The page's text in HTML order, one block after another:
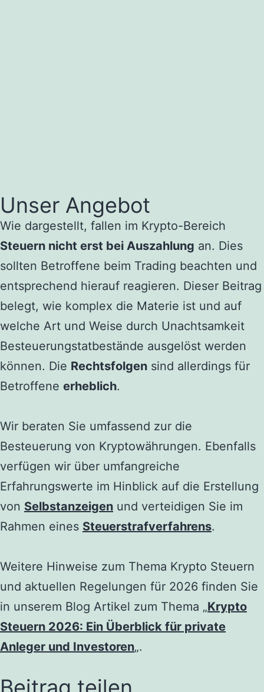
Unser Angebot
Wie dargestellt, fallen im Krypto-Bereich
Steuern nicht erst bei Auszahlung an. Dies
sollten Betroffene beim Trading beachten und
entsprechend hierauf reagieren. Dieser Beitrag
belegt, wie komplex die Materie ist und auf
welche Art und Weise durch Unachtsamkeit
Besteuerungstatbestände ausgelöst werden
können. Die Rechtsfolgen sind allerdings für
Betroffene erheblich.
Wir beraten Sie umfassend zur die
Besteuerung von Kryptowährungen. Ebenfalls
verfügen wir über umfangreiche
Erfahrungswerte im Hinblick auf die Erstellung
von Selbstanzeigen und verteidigen Sie im
Rahmen eines Steuerstrafverfahrens.
Weitere Hinweise zum Thema Krypto Steuern
und aktuellen Regelungen für 2026 finden Sie
in unserem Blog Artikel zum Thema „Krypto
Steuern 2026: Ein Überblick für private
Anleger und Investoren„.